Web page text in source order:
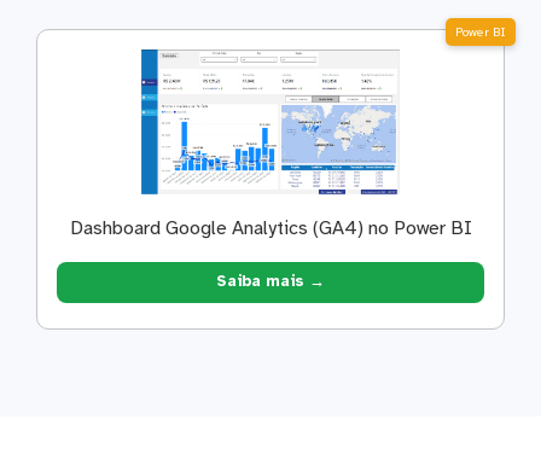
Power BI
Dashboard Google Analytics (GA4) no Power BI
Saiba mais →